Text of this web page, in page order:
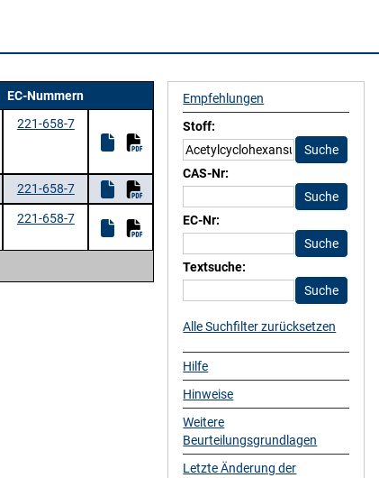
EC-Nummern
221-658-7
221-658-7
221-658-7
Empfehlungen
Stoff:
CAS-Nr:
EC-Nr:
Textsuche:
Alle Suchfilter zurücksetzen
Hilfe
Hinweise
Weitere
Beurteilungsgrundlagen
Letzte Änderung der